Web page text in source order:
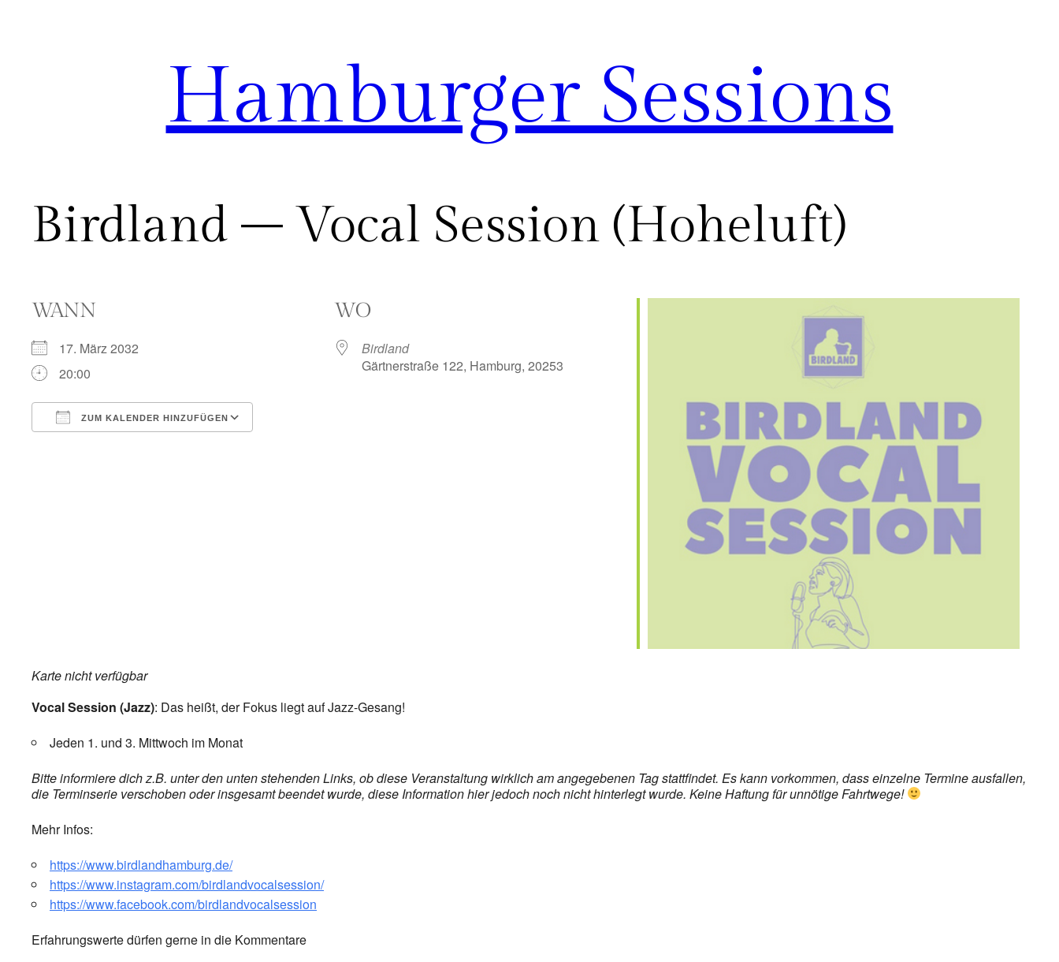
Hamburger Sessions
Birdland – Vocal Session (Hoheluft)
WANN
17. März 2032
20:00
ZUM KALENDER HINZUFÜGEN
Office 365 Outlook Live
WO
Birdland
Gärtnerstraße 122, Hamburg, 20253
Karte nicht verfügbar
Vocal Session (Jazz): Das heißt, der Fokus liegt auf Jazz-Gesang!
Jeden 1. und 3. Mittwoch im Monat
Bitte informiere dich z.B. unter den unten stehenden Links, ob diese Veranstaltung wirklich am angegebenen Tag stattfindet. Es kann vorkommen, dass einzelne Termine ausfallen,
die Terminserie verschoben oder insgesamt beendet wurde, diese Information hier jedoch noch nicht hinterlegt wurde. Keine Haftung für unnötige Fahrtwege!
Mehr Infos:
https://www.birdlandhamburg.de/
https://www.instagram.com/birdlandvocalsession/
https://www.facebook.com/birdlandvocalsession
Erfahrungswerte dürfen gerne in die Kommentare